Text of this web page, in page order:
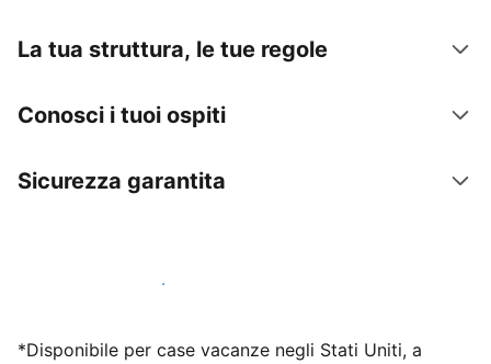
La tua struttura, le tue regole
Conosci i tuoi ospiti
Sicurezza garantita
Inizia subito a lavorare con noi
*Disponibile per case vacanze negli Stati Uniti, a